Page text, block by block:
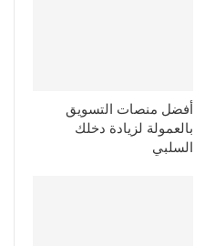
أفضل منصات التسويق
بالعمولة لزيادة دخلك
السلبي